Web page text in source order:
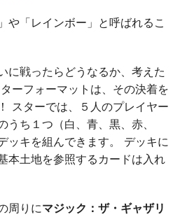
や「レインボー」と呼ばれるこ
に戦ったらどうなるか、考えた
ーフォーマットは、その決着を
スターでは、５人のプレイヤー
うち１つ（白、青、黒、赤、
ッキを組んできます。 デッキに
本土地を参照するカードは入れ
周りにマジック：ザ・ギャザリ